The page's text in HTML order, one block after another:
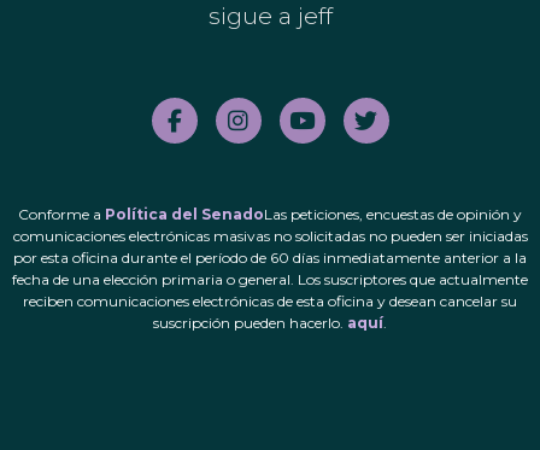
sigue a jeff
Conforme a Política del SenadoLas peticiones, encuestas de opinión y
comunicaciones electrónicas masivas no solicitadas no pueden ser iniciadas
por esta oficina durante el período de 60 días inmediatamente anterior a la
fecha de una elección primaria o general. Los suscriptores que actualmente
reciben comunicaciones electrónicas de esta oficina y desean cancelar su
suscripción pueden hacerlo. aquí.